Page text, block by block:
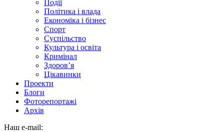
Події
Політика і влада
Економіка і бізнес
Спорт
Суспільство
Культура і освіта
Кримінал
Здоров’я
Цікавинки
Проекти
Блоги
Фоторепортажі
Архів
Наш e-mail: